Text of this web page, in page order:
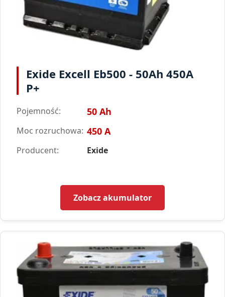
Exide Excell Eb500 - 50Ah 450A
P+
Pojemność: 50 Ah
Moc rozruchowa: 450 A
Producent: Exide
Zobacz akumulator